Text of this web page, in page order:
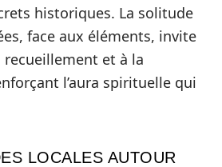
historiques. La solitude
face aux éléments, invite
et à la
l’aura spirituelle qui
LOCALES AUTOUR